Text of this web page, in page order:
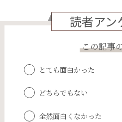
読者アン
この記事
とても面白かった
どちらでもない
全然面白くなかった